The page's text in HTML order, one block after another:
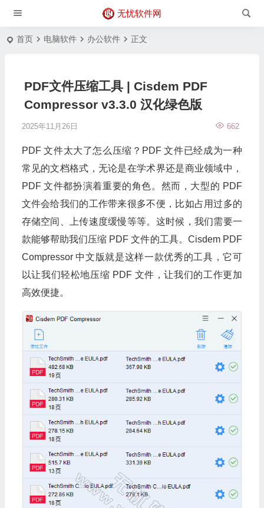
无忧软件网
首页 电脑软件 办公软件 正文
PDF文件压缩工具 | Cisdem PDF
Compressor v3.3.0 汉化绿色版
2025年11月26日 662
PDF 文件太大了怎么压缩？PDF 文件已经成为一种
常见的文档格式，无论是在学术界还是商业领域中，
PDF 文件都扮演着重要的角色。然而，大型的 PDF
文件会给我们的工作带来很多不便，比如占用过多的
存储空间、上传速度缓慢等等。这时候，我们需要一
款能够帮助我们压缩 PDF 文件的工具。Cisdem PDF
Compressor 中文版就是这样一款优秀的工具，它可
以让我们轻松地压缩 PDF 文件，让我们的工作更加
高效便捷。